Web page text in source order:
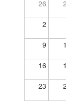
26
2
9
16
23